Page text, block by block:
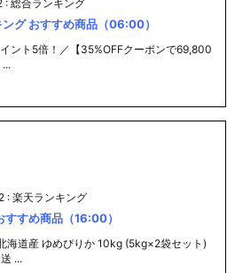
グ おすすめ商品（06:00）
イント5倍！／【35%OFFクーポンで69,800
楽天ランキング
すすめ商品（16:00）
海道産 ゆめぴりか 10kg (5kg×2袋セット)
...